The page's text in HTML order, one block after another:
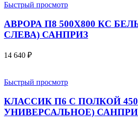
Быстрый просмотр
АВРОРА П8 500Х800 КС
СЛЕВА) САНПРИЗ
14 640 ₽
Быстрый просмотр
КЛАССИК П6 С ПОЛКОЙ
УНИВЕРСАЛЬНОЕ)